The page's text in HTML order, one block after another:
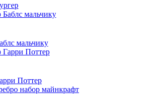
мальчику
Поттер